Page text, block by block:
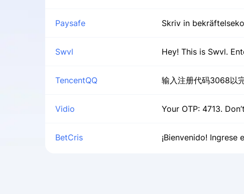
Paysafe Skriv in
Swvl Hey! This is Swvl.
TencentQQ 输入注册代码3068以
Vidio Your OTP: 4713.
BetCris ¡Bienvenido!